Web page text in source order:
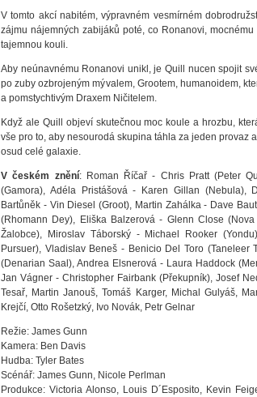
V tomto akcí nabitém, výpravném vesmírném
zájmu nájemných zabijáků poté, co Ronanovi,
tajemnou kouli.
Aby neúnavnému Ronanovi unikl, je Quill nucen spojit
po zuby ozbrojeným mývalem, Grootem, humanoidem,
a pomstychtivým Draxem Ničitelem.
Když ale Quill objeví skutečnou moc koule a hrozbu,
vše pro to, aby nesourodá skupina táhla za jeden provaz
osud celé galaxie.
V českém znění: Roman Říčař - Chris Pratt (Peter
(Gamora), Adéla Pristášová - Karen Gillan (Nebula),
Bartůněk - Vin Diesel (Groot), Martin Zahálka - Dave
(Rhomann Dey), Eliška Balzerová - Glenn Close
Žalobce), Miroslav Táborský - Michael Rooker
Pursuer), Vladislav Beneš - Benicio Del Toro
(Denarian Saal), Andrea Elsnerová - Laura Haddock
Jan Vágner - Christopher Fairbank (Překupník), Josef
Tesař, Martin Janouš, Tomáš Karger, Michal Gulyáš,
Krejčí, Otto Rošetzký, Ivo Novák, Petr Gelnar
Režie: James Gunn
Kamera: Ben Davis
Hudba: Tyler Bates
Scénář: James Gunn, Nicole Perlman
Produkce: Victoria Alonso, Louis D´Esposito, Kevin